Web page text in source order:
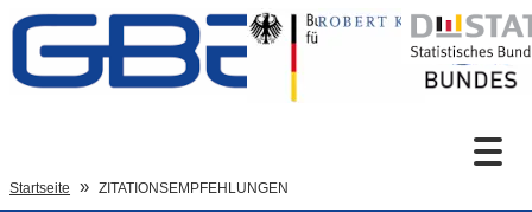
Zum Inhalt
Startseite ZITATIONSEMPFEHLUNGEN